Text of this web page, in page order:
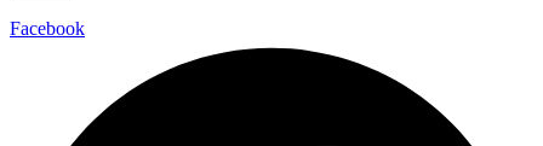
Facebook